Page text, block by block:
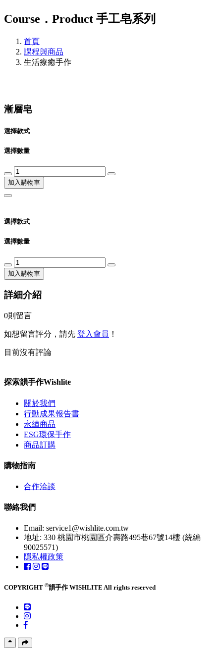
Course．Product 手工皂系列
首頁
課程與商品
生活療癒手作
漸層皂
選擇款式
選擇數量
加入購物車
選擇款式
選擇數量
加入購物車
詳細介紹
0則留言
如想留言評分，請先 登入會員 ！
目前沒有評論
探索韻手作Wishlite
關於我們
行動成果報告書
永續商品
ESG環保手作
商品訂購
購物指南
合作洽談
聯絡我們
Email: service1@wishlite.com.tw
地址: 330 桃園市桃園區介壽路495巷67號14樓 (統編
90025571)
隱私權政策
COPYRIGHT ©韻手作 WISHLITE All rights reserved